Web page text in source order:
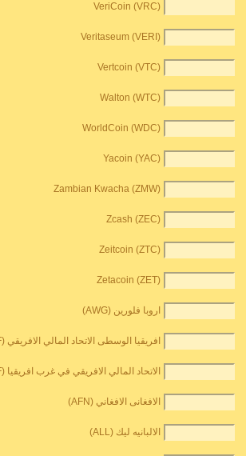
VeriCoin (VRC)
Veritaseum (VERI)
Vertcoin (VTC)
Walton (WTC)
WorldCoin (WDC)
Yacoin (YAC)
Zambian Kwacha (ZMW)
Zcash (ZEC)
Zeitcoin (ZTC)
Zetacoin (ZET)
اروبا فلورين (AWG)
افريقيا الوسطى الاتحاد المالي الافريقي (XAF)
الاتحاد المالي الافريقي في غرب افريقيا (XOF)
الافغانى الافغاني (AFN)
الالبانيه ليك (ALL)